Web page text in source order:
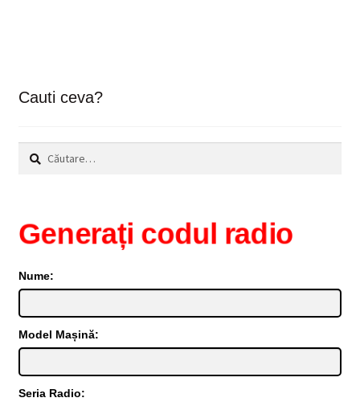
Cauti ceva?
Caută
după:
Generați codul radio
Nume:
Model Mașină:
Seria Radio: